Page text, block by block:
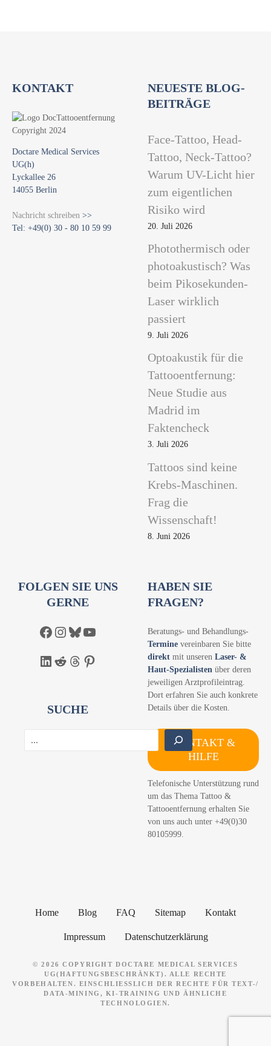
KONTAKT
Doctare Medical Services
UG(h)
Lyckallee 26
14055 Berlin
Nachricht schreiben >>
Tel: +49(0) 30 - 80 10 59 99
NEUESTE BLOG-
BEITRÄGE
Face-Tattoo, Head-
Tattoo, Neck-Tattoo?
Warum UV-Licht hier
zum eigentlichen
Risiko wird
20. Juli 2026
Photothermisch oder
photoakustisch? Was
beim Pikosekunden-
Laser wirklich
passiert
9. Juli 2026
Optoakustik für die
Tattooentfernung:
Neue Studie aus
Madrid im
Faktencheck
3. Juli 2026
Tattoos sind keine
Krebs-Maschinen.
Frag die
Wissenschaft!
8. Juni 2026
FOLGEN SIE UNS
GERNE
Facebook Instagram Bluesky YouTube
LinkedIn Reddit Threads Pinterest
SUCHE
HABEN SIE
FRAGEN?
Beratungs- und Behandlungs-
Termine vereinbaren Sie bitte
direkt mit unseren Laser- &
Haut-Spezialisten über deren
jeweiligen Arztprofileintrag.
Dort erfahren Sie auch konkrete
Details über die Kosten.
KONTAKT &
HILFE
Telefonische Unterstützung rund
um das Thema Tattoo &
Tattooentfernung erhalten Sie
von uns auch unter +49(0)30
80105999.
Home Blog FAQ Sitemap Kontakt
Impressum Datenschutzerklärung
© 2026 COPYRIGHT DOCTARE MEDICAL SERVICES
UG(HAFTUNGSBESCHRÄNKT). ALLE RECHTE
VORBEHALTEN. EINSCHLIESSLICH DER RECHTE FÜR TEXT-/ D
ATA-MINING, KI-TRAINING UND ÄHNLICHE T
ECHNOLOGIEN.